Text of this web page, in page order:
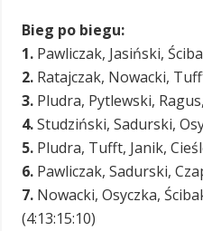
Bieg po biegu:
1. Pawliczak, Jasiński,
2. Ratajczak, Nowacki,
3. Pludra, Pytlewski,
4.Studziński, Sadurski,
5. Pludra, Tufft, Janik,
6. Pawliczak, Sadurski,
7. Nowacki, Osyczka,
(4:13:15:10)